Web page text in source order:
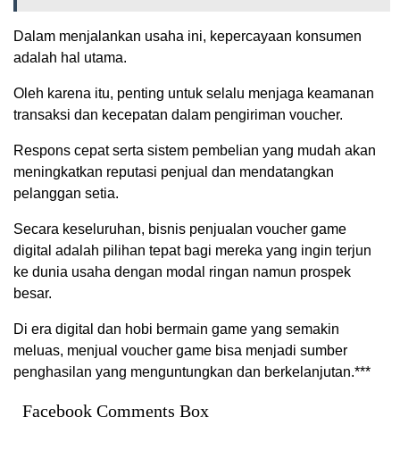
Dalam menjalankan usaha ini, kepercayaan konsumen
adalah hal utama.
Oleh karena itu, penting untuk selalu menjaga keamanan
transaksi dan kecepatan dalam pengiriman voucher.
Respons cepat serta sistem pembelian yang mudah akan
meningkatkan reputasi penjual dan mendatangkan
pelanggan setia.
Secara keseluruhan, bisnis penjualan voucher game
digital adalah pilihan tepat bagi mereka yang ingin terjun
ke dunia usaha dengan modal ringan namun prospek
besar.
Di era digital dan hobi bermain game yang semakin
meluas, menjual voucher game bisa menjadi sumber
penghasilan yang menguntungkan dan berkelanjutan.***
Facebook Comments Box